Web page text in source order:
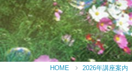
HOME 2026年講座案内